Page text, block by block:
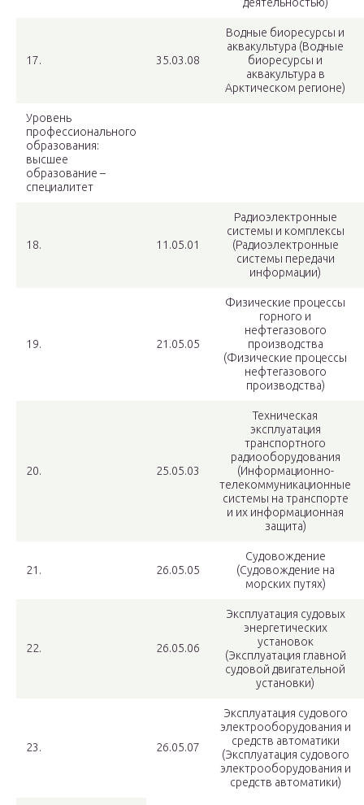
17. 35.03.08
Водные биоресурсы и
аквакультура (Водные
биоресурсы и
аквакультура в
Арктическом регионе)
Уровень
профессионального
образования:
высшее
образование –
специалитет
18. 11.05.01
Радиоэлектронные
системы и комплексы
(Радиоэлектронные
системы передачи
информации)
19. 21.05.05
Физические процессы
горного и
нефтегазового
производства
(Физические процессы
нефтегазового
производства)
20. 25.05.03
Техническая
эксплуатация
транспортного
радиооборудования
(Информационно-
телекоммуникационные
системы на транспорте
и их информационная
защита)
21. 26.05.05
Судовождение
(Судовождение на
морских путях)
22. 26.05.06
Эксплуатация судовых
энергетических
установок
(Эксплуатация главной
судовой двигательной
установки)
23. 26.05.07
Эксплуатация судового
электрооборудования и
средств автоматики
(Эксплуатация судового
электрооборудования и
средств автоматики)